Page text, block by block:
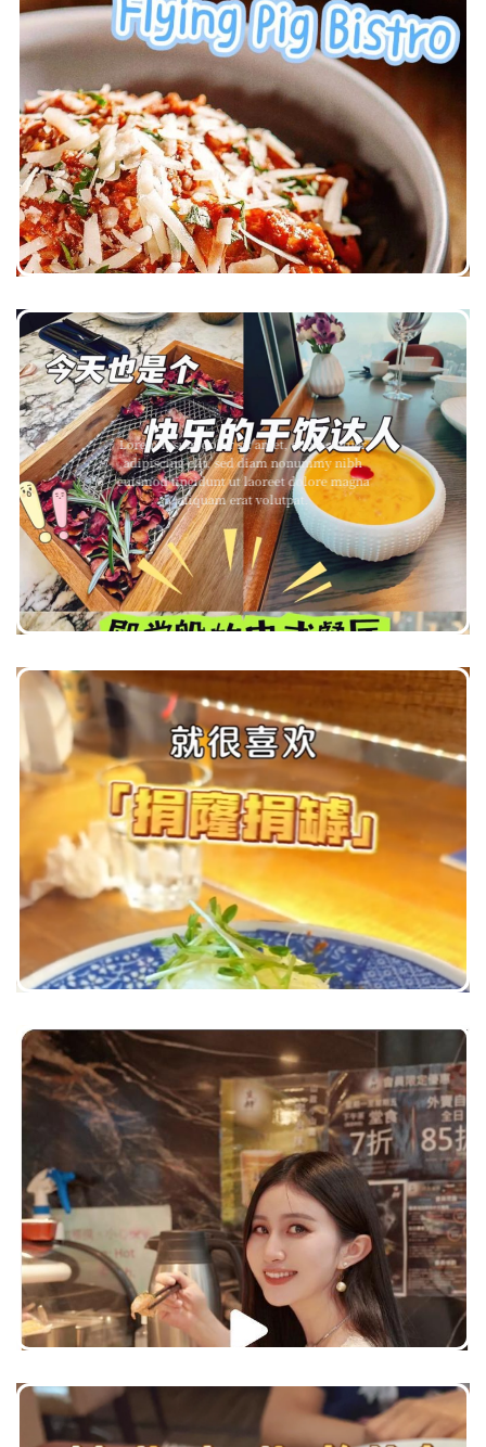
Lorem ipsum dolor sit amet, consectetuer
adipiscing elit, sed diam nonummy nibh
euismod tincidunt ut laoreet dolore magna
aliquam erat volutpat.